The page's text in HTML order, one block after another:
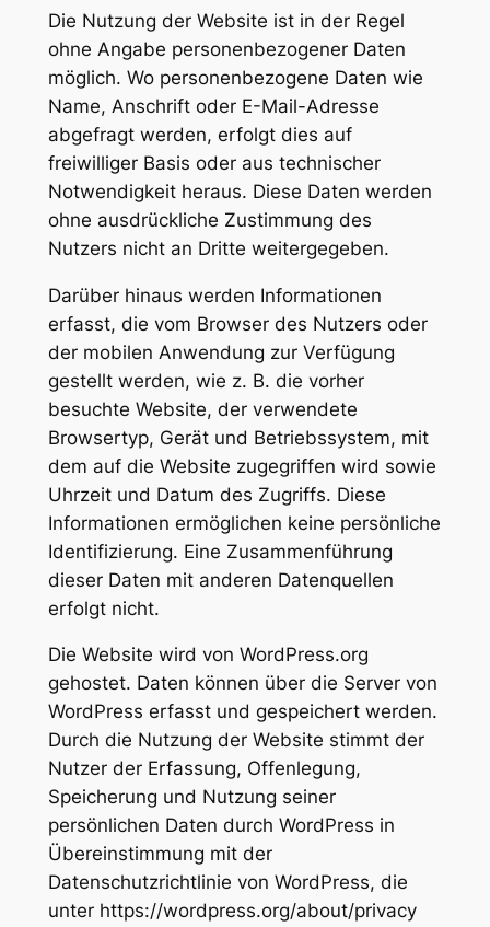
Die Nutzung der Website ist in der Regel
ohne Angabe personenbezogener Daten
möglich. Wo personenbezogene Daten wie
Name, Anschrift oder E-Mail-Adresse
abgefragt werden, erfolgt dies auf
freiwilliger Basis oder aus technischer
Notwendigkeit heraus. Diese Daten werden
ohne ausdrückliche Zustimmung des
Nutzers nicht an Dritte weitergegeben.
Darüber hinaus werden Informationen
erfasst, die vom Browser des Nutzers oder
der mobilen Anwendung zur Verfügung
gestellt werden, wie z. B. die vorher
besuchte Website, der verwendete
Browsertyp, Gerät und Betriebssystem, mit
dem auf die Website zugegriffen wird sowie
Uhrzeit und Datum des Zugriffs. Diese
Informationen ermöglichen keine persönliche
Identifizierung. Eine Zusammenführung
dieser Daten mit anderen Datenquellen
erfolgt nicht.
Die Website wird von WordPress.org
gehostet. Daten können über die Server von
WordPress erfasst und gespeichert werden.
Durch die Nutzung der Website stimmt der
Nutzer der Erfassung, Offenlegung,
Speicherung und Nutzung seiner
persönlichen Daten durch WordPress in
Übereinstimmung mit der
Datenschutzrichtlinie von WordPress, die
unter https://wordpress.org/about/privacy